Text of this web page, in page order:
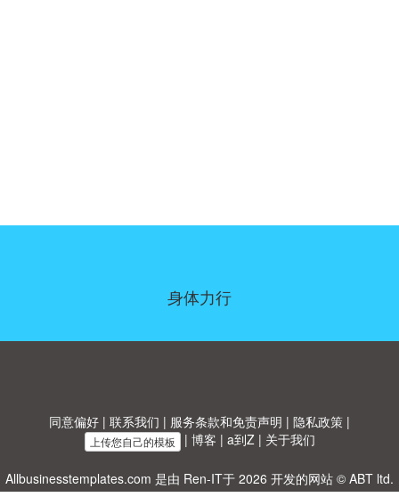
身体力行
同意偏好 | 联系我们 | 服务条款和免责声明 | 隐私政策 |
上传您自己的模板 | 博客 | a到Z| 关于我们
Allbusinesstemplates.com 是由 Ren-IT于 2026 开发的网站 © ABT ltd.